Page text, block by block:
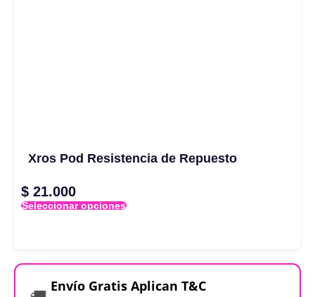
Xros Pod Resistencia de Repuesto
$ 21.000
Seleccionar opciones
Envío Gratis Aplican T&C